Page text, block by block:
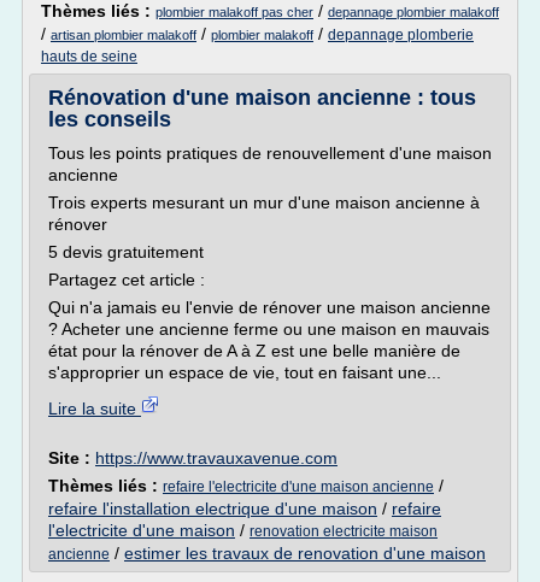
Thèmes liés : plombier malakoff pas cher / depannage plombier malakoff
/ artisan plombier malakoff / plombier malakoff / depannage plomberie
hauts de seine
Rénovation d'une maison ancienne : tous
les conseils
Tous les points pratiques de renouvellement d'une maison
ancienne
Trois experts mesurant un mur d'une maison ancienne à
rénover
5 devis gratuitement
Partagez cet article :
Qui n'a jamais eu l'envie de rénover une maison ancienne
? Acheter une ancienne ferme ou une maison en mauvais
état pour la rénover de A à Z est une belle manière de
s'approprier un espace de vie, tout en faisant une...
Lire la suite
Site : https://www.travauxavenue.com
Thèmes liés : refaire l'electricite d'une maison ancienne /
refaire l'installation electrique d'une maison / refaire
l'electricite d'une maison / renovation electricite maison
ancienne / estimer les travaux de renovation d'une maison